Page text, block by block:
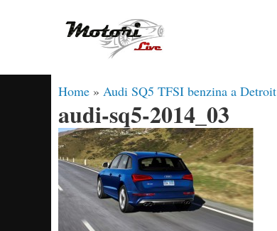
Home » Audi SQ5 TFSI benzina a Detroit
audi-sq5-2014_03